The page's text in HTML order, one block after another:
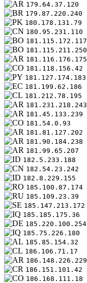
179.64.37.120
179.87.220.240
180.178.131.79
180.95.231.110
181.115.172.117
181.115.211.250
181.116.176.175
181.118.156.42
181.127.174.183
181.199.62.186
181.212.78.195
181.231.218.243
181.45.133.239
181.54.0.93
181.81.127.202
181.90.184.238
181.99.65.207
182.5.233.188
182.54.23.242
182.8.229.155
185.100.87.174
185.109.23.39
185.147.213.172
185.185.175.36
185.220.100.254
185.75.226.180
185.85.154.32
186.106.71.17
186.148.226.229
186.151.101.42
186.168.111.18